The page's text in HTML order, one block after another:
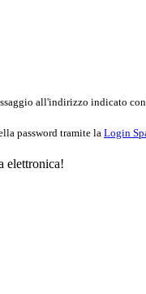
all'indirizzo indicato
password tramite la Login
elettronica!